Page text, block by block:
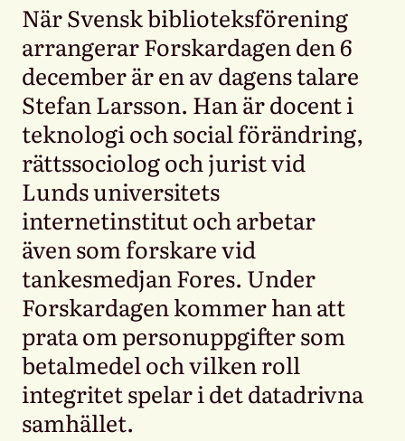
När Svensk biblioteksförening
arrangerar Forskardagen den 6
december är en av dagens talare
Stefan Larsson. Han är docent i
teknologi och social förändring,
rättssociolog och jurist vid
Lunds universitets
internetinstitut och arbetar
även som forskare vid
tankesmedjan Fores. Under
Forskardagen kommer han att
prata om personuppgifter som
betalmedel och vilken roll
integritet spelar i det datadrivna
samhället.